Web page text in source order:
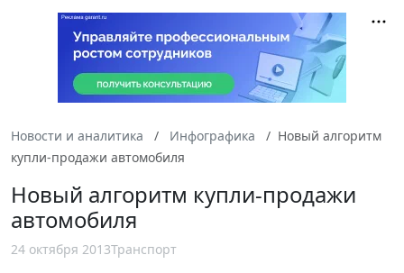
Новости и аналитика Инфографика
Новый алгоритм
купли-продажи автомобиля
Новый алгоритм купли-продажи
автомобиля
24 октября 2013Транспорт